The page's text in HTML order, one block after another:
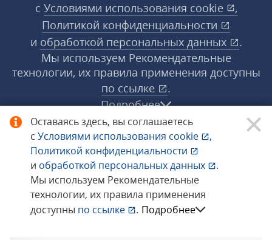
Оставаясь здесь, вы соглашаетесь
с Условиями использования cookie
,
Политикой конфиденциальности
и обработкой персональных данных
.
Мы используем Рекомендательные
технологии, их правила применения
доступны по ссылке . Подробнее
с Условиями использования cookie
,
Политикой конфиденциальности
и обработкой персональных данных
.
Мы используем Рекомендательные
технологии, их правила применения доступны
по ссылке
.
Подробнее
© 1998−2026 «1С‑Рарус» ®. Все права
защищены.
Сообщить об ошибке